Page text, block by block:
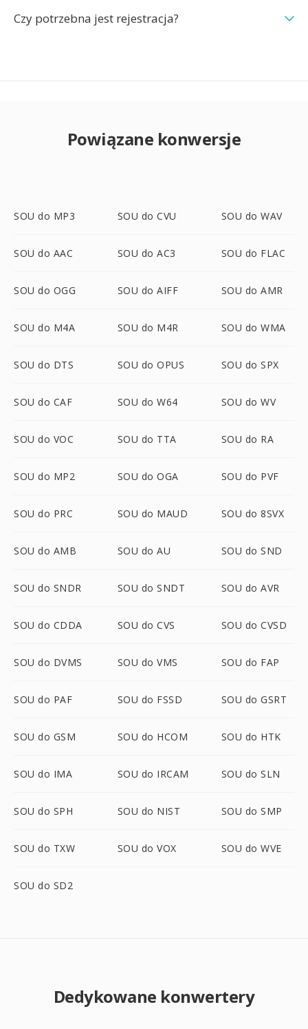
Czy potrzebna jest rejestracja?
Powiązane konwersje
SOU do MP3 SOU do CVU SOU do WAV
SOU do AAC SOU do AC3 SOU do FLAC
SOU do OGG SOU do AIFF SOU do AMR
SOU do M4A SOU do M4R SOU do WMA
SOU do DTS SOU do OPUS SOU do SPX
SOU do CAF SOU do W64 SOU do WV
SOU do VOC SOU do TTA SOU do RA
SOU do MP2 SOU do OGA SOU do PVF
SOU do PRC SOU do MAUD SOU do 8SVX
SOU do AMB SOU do AU SOU do SND
SOU do SNDR SOU do SNDT SOU do AVR
SOU do CDDA SOU do CVS SOU do CVSD
SOU do DVMS SOU do VMS SOU do FAP
SOU do PAF SOU do FSSD SOU do GSRT
SOU do GSM SOU do HCOM SOU do HTK
SOU do IMA SOU do IRCAM SOU do SLN
SOU do SPH SOU do NIST SOU do SMP
SOU do TXW SOU do VOX SOU do WVE
SOU do SD2
Dedykowane konwertery